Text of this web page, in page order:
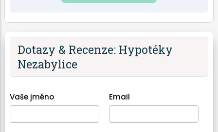
Dotazy & Recenze: Hypotéky
Nezabylice
Vaše jméno Email